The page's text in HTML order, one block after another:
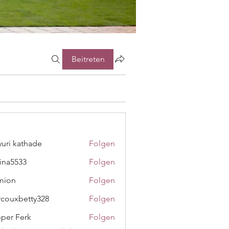
Beitreten
kathade
Folgen
Folgen
Folgen
Folgen
Ferk
Folgen